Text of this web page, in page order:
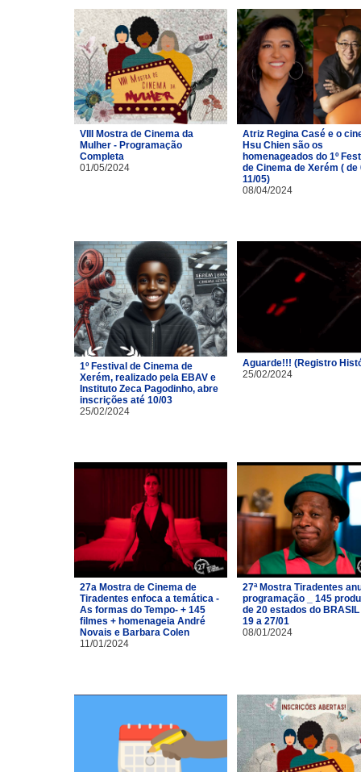
VIII Mostra de Cinema da
Mulher - Programação
Completa
01/05/2024
Atriz Regina Casé e o
Hsu Chien são os
homenageados do 1º
de Cinema de Xerém ( de
11/05)
08/04/2024
1º Festival de Cinema de
Xerém, realizado pela EBAV e
Instituto Zeca Pagodinho, abre
inscrições até 10/03
25/02/2024
Aguarde!!! (Registro
25/02/2024
27a Mostra de Cinema de
Tiradentes enfoca a temática -
As formas do Tempo- + 145
filmes + homenageia André
Novais e Barbara Colen
11/01/2024
27ª Mostra Tiradentes
programação _ 145
de 20 estados do BRASIL
19 a 27/01
08/01/2024